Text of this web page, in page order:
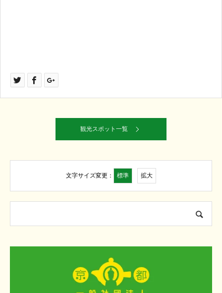
観光スポット一覧
文字サイズ変更： 標準 拡大